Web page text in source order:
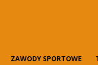
ZAWODY SPORTOWE